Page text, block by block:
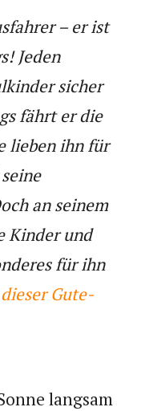
– er ist
Jeden
sicher
fährt er die
lieben ihn für
an seinem
Kinder und
für ihn
Gute-
langsam